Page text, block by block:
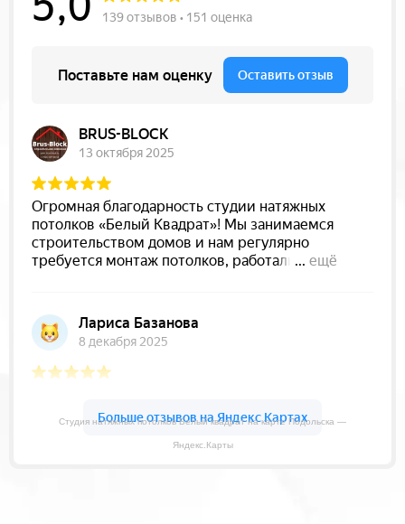
Студия натяжных потолков Белый квадрат на карте Подольска —
Яндекс.Карты